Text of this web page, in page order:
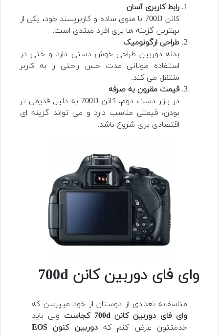
رابط کاربری آسان
کانن 700D با منوی ساده و کاربرپسند خود، یکی از
بهترین گزینه ها برای افراد مبتدی است.
طراحی ارگونومیک
بدنه دوربین طراحی خوش دستی دارد و حتی در
استفاده طولانی مدت حس راحتی را به کاربر
منتقل می کند.
قیمت مقرون به صرفه
در بازار دست دوم، کانن 700D به دلیل قدیمی تر
بودن، قیمتی مناسب دارد و می تواند گزینه ای
اقتصادی برای شروع باشد.
وای فای دوربین کانن 700d
متاسفانه تعدادی از دوستان از خود میپرسن که
وای فای دوربین کانن 700d کجاست
ولی باید
خدمتتون عرض کنم که
دوربین کنون EOS